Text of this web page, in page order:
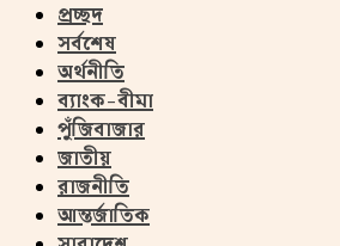
প্রচ্ছদ
সর্বশেষ
অর্থনীতি
ব্যাংক-বীমা
পুঁজিবাজার
জাতীয়
রাজনীতি
আন্তর্জাতিক